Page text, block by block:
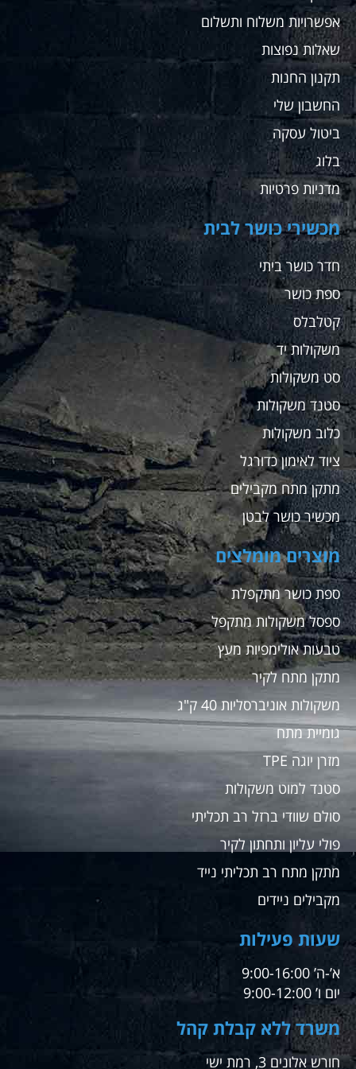
אפשרויות משלוח ותשלום
שאלות נפוצות
תקנון החנות
החשבון שלי
ביטול עסקה
בלוג
מדניות פרטיות
מכשירי כושר לבית
חדר כושר ביתי
ספת כושר
קטלבלס
משקולות יד
סט משקולות
סטנד משקולות
כלוב משקולות
ציוד לאימון כדורגל
מתקן מתח מקבילים
מכשיר כושר לבטן
מוצרים מומלצים
ספת כושר מתקפלת
ספסל משקולות מתקפל
טבעות אולימפיות מעץ
מתקן מתח לקיר
משקולות אוניברסליות 40 ק"ג
גומיית מתח
מזרן יוגה TPE
סטנד למוט משקולות
סולם שוודי ברזל רב תכליתי
פולי עליון ותחתון לקיר
מתקן מתח רב תכליתי נייד
מקבילים ניידים
שעות פעילות
א’-ה’ 9:00-16:00
יום ו’ 9:00-12:00
משרד ללא קבלת קהל
חורש אלונים 3, רמת ישי